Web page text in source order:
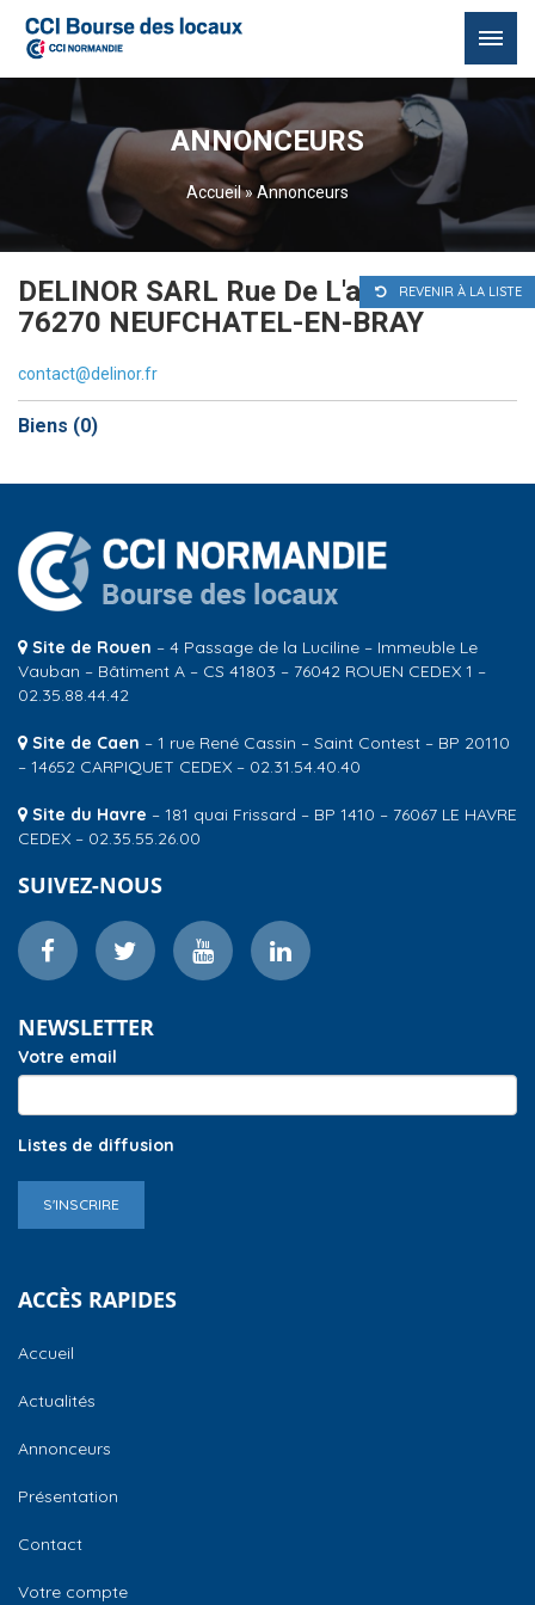
ANNONCEURS
Accueil»Annonceurs
REVENIR À LA LISTE
DELINOR SARL Rue De L'abreuvoir
76270 NEUFCHATEL-EN-BRAY
contact@delinor.fr
Biens (0)
Site de Rouen – 4 Passage de la Luciline – Immeuble Le
Vauban – Bâtiment A – CS 41803 – 76042 ROUEN CEDEX 1 –
02.35.88.44.42
Site de Caen – 1 rue René Cassin – Saint Contest – BP 20110
– 14652 CARPIQUET CEDEX – 02.31.54.40.40
Site du Havre – 181 quai Frissard – BP 1410 – 76067 LE HAVRE
CEDEX – 02.35.55.26.00
SUIVEZ-NOUS
NEWSLETTER
Votre email
Listes de diffusion
S'INSCRIRE
ACCÈS RAPIDES
Accueil
Actualités
Annonceurs
Présentation
Contact
Votre compte